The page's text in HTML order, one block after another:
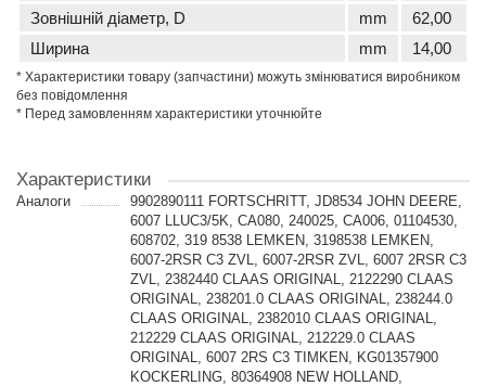
Зовнішній діаметр, D
mm
62,00
Ширина
mm 14,00
* Характеристики товару (запчастини) можуть змінюватися виробником
без повідомлення
* Перед замовленням характеристики уточнюйте
Характеристики
Аналоги
9902890111 FORTSCHRITT, JD8534 JOHN DEERE,
6007 LLUC3/5K, CA080, 240025, CA006, 01104530,
608702, 319 8538 LEMKEN, 3198538 LEMKEN,
6007-2RSR C3 ZVL, 6007-2RSR ZVL, 6007 2RSR C3
ZVL, 2382440 CLAAS ORIGINAL, 2122290 CLAAS
ORIGINAL, 238201.0 CLAAS ORIGINAL, 238244.0
CLAAS ORIGINAL, 2382010 CLAAS ORIGINAL,
212229 CLAAS ORIGINAL, 212229.0 CLAAS
ORIGINAL, 6007 2RS C3 TIMKEN, KG01357900
KOCKERLING, 80364908 NEW HOLLAND,